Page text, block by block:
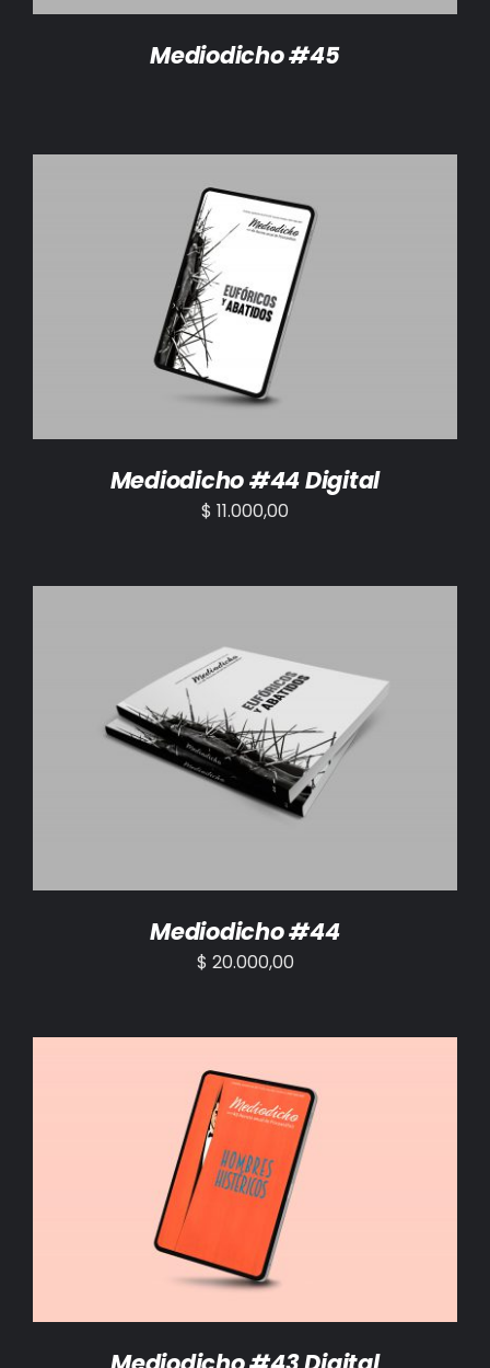
Mediodicho #45
AÑADIR AL CARRITO /
Mediodicho #44 Digital
$ 11.000,00
AÑADIR AL CARRITO / DETALLES
Mediodicho #44
$ 20.000,00
AÑADIR AL CARRITO /